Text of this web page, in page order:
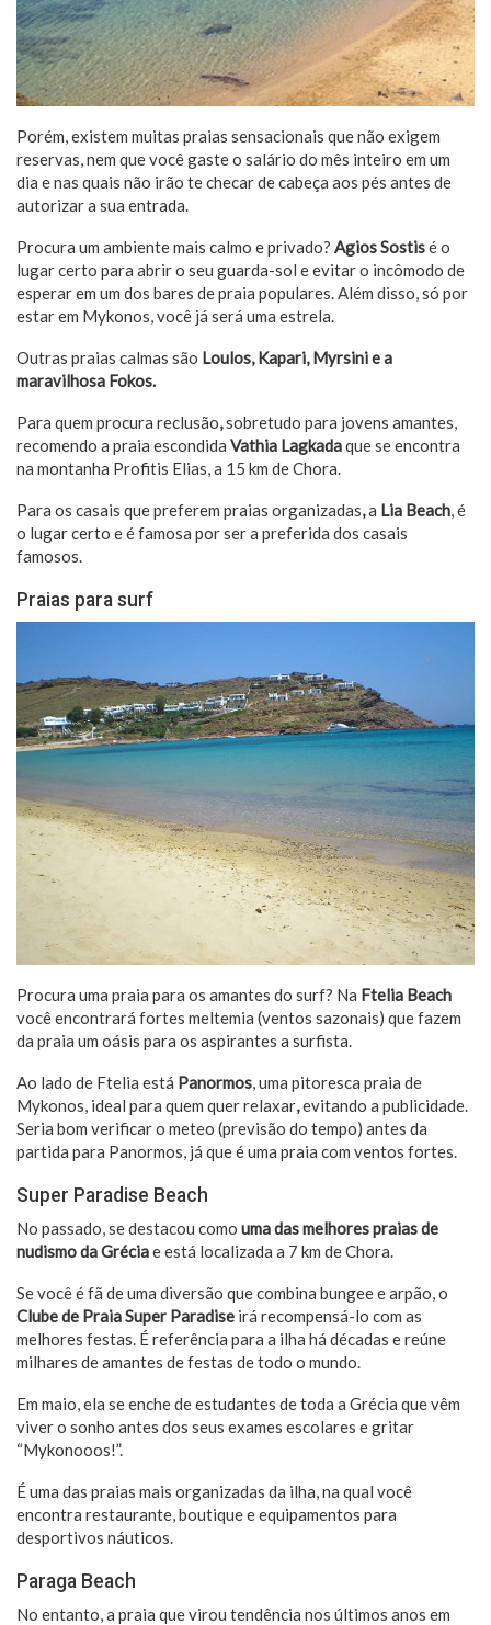
Porém, existem muitas praias sensacionais que não exigem
reservas, nem que você gaste o salário do mês inteiro em um
dia e nas quais não irão te checar de cabeça aos pés antes de
autorizar a sua entrada.
Procura um ambiente mais calmo e privado? Agios Sostisé o
lugar certo para abrir o seu guarda-sol e evitar o incômodo de
esperar em um dos bares de praia populares. Além disso, só por
estar em Mykonos, você já será uma estrela.
Outras praias calmas são Loulos, Kapari, Myrsini e a
maravilhosa Fokos.
Para quem procura reclusão,sobretudo para jovens amantes,
recomendo a praia escondida Vathia Lagkadaque se encontra
na montanha Profitis Elias, a 15 km de Chora.
Para os casais que preferem praias organizadas,a Lia Beach, é
o lugar certo e é famosa por ser a preferida dos casais
famosos.
Praias para surf
Procura uma praia para os amantes do surf? Na Ftelia Beach
você encontrará fortes meltemia (ventos sazonais) que fazem
da praia um oásis para os aspirantes a surfista.
Ao lado de Ftelia está Panormos , uma pitoresca praia de
Mykonos, ideal para quem quer relaxar,evitando a publicidade.
Seria bom verificar o meteo (previsão do tempo) antes da
partida para Panormos, já que é uma praia com ventos fortes.
Super Paradise Beach
No passado, se destacou como uma das melhores praias de
nudismo da Gréciae está localizada a 7 km de Chora.
Se você é fã de uma diversão que combina bungee e arpão, o
Clube de Praia Super Paradise irá recompensá-lo com as
melhores festas. É referência para a ilha há décadas e reúne
milhares de amantes de festas de todo o mundo.
Em maio, ela se enche de estudantes de toda a Grécia que vêm
viver o sonho antes dos seus exames escolares e gritar
“Mykonooos!”.
É uma das praias mais organizadas da ilha, na qual você
encontra restaurante, boutique e equipamentos para
desportivos náuticos.
Paraga Beach
No entanto, a praia que virou tendência nos últimos anos em